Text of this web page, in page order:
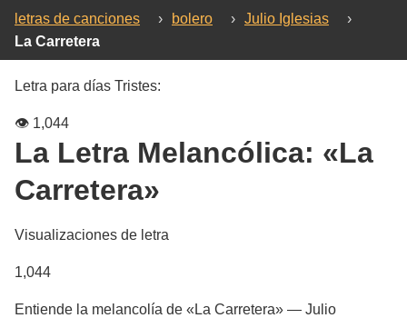
letras de canciones › bolero › Julio Iglesias
›
La Carretera
Letra para días Tristes:
👁️ 1,044
La Letra Melancólica: «La
Carretera»
Visualizaciones de letra
1,044
Entiende la melancolía de «La Carretera» — Julio